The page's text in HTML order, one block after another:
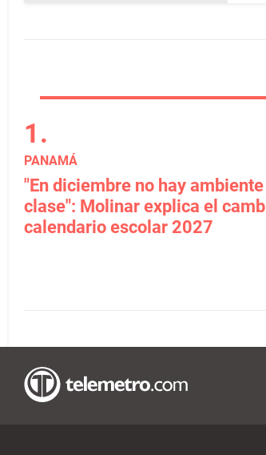
PANAMÁ
"En diciembre no hay
clase": Molinar explica el
calendario escolar 2027